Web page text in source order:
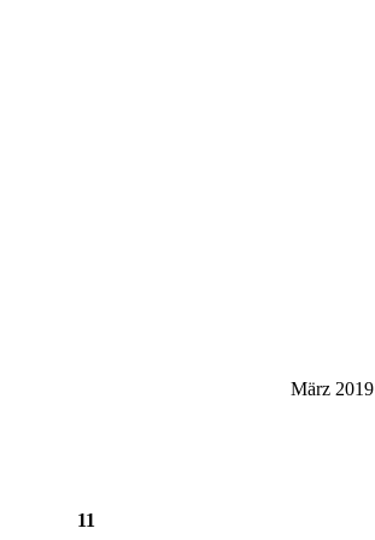
März 2019
11